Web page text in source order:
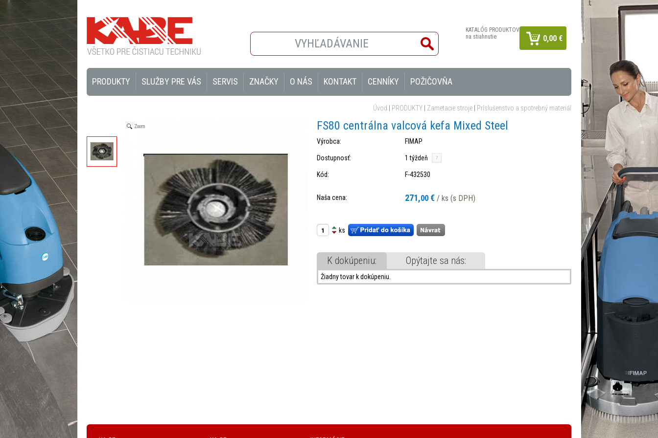
KATALÓG PRODUKTOV
na stiahnutie
0,00 €
PRODUKTY SLUŽBY PRE VÁS SERVIS ZNAČKY O NÁS KONTAKT CENNÍKY POŽIČOVŇA
Úvod PRODUKTY Zametacie stroje Príslušenstvo a spotrebný materiál
Zoom FS80 centrálna valcová kefa Mixed Steel
Výrobca: FIMAP
Dostupnosť: 1 týždeň
Kód: F-432530
Naša cena: 271,00 € / ks (s DPH)
ks
K dokúpeniu: Opýtajte sa nás:
Žiadny tovar k dokúpeniu.